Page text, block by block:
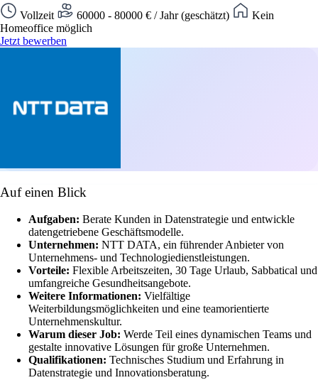
Vollzeit 60000 - 80000 € / Jahr (geschätzt)
Kein
Homeoffice möglich
Jetzt bewerben
Auf einen Blick
Aufgaben: Berate Kunden in Datenstrategie und entwickle
datengetriebene Geschäftsmodelle.
Unternehmen: NTT DATA, ein führender Anbieter von
Unternehmens- und Technologiedienstleistungen.
Vorteile: Flexible Arbeitszeiten, 30 Tage Urlaub, Sabbatical und
umfangreiche Gesundheitsangebote.
Weitere Informationen: Vielfältige
Weiterbildungsmöglichkeiten und eine teamorientierte
Unternehmenskultur.
Warum dieser Job: Werde Teil eines dynamischen Teams und
gestalte innovative Lösungen für große Unternehmen.
Qualifikationen: Technisches Studium und Erfahrung in
Datenstrategie und Innovationsberatung.